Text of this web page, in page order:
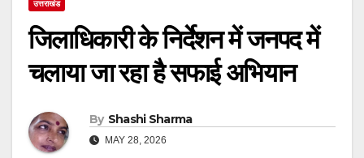
उत्तराखंड
जिलाधिकारी के निर्देशन में जनपद में
चलाया जा रहा है सफाई अभियान
By Shashi Sharma
MAY 28, 2026